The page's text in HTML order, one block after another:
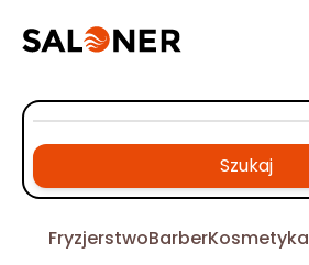
Szukaj
FryzjerstwoBarberKosmetyka